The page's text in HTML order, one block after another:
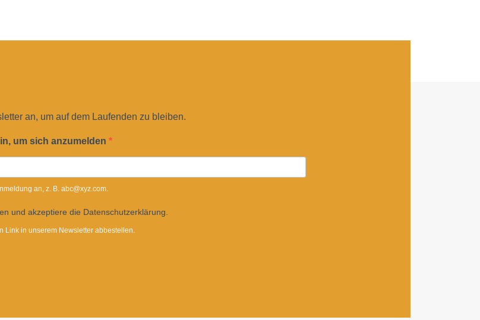
an, um auf dem Laufenden zu bleiben.
um sich anzumelden
an, z. B. abc@xyz.com.
und akzeptiere die Datenschutzerklärung.
Link in unserem Newsletter abbestellen.